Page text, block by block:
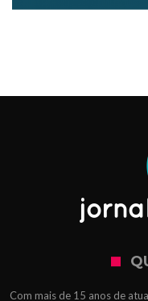
Com mais de 15 anos de